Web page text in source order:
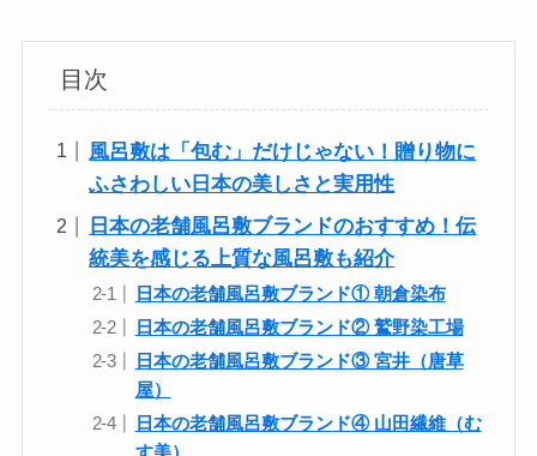
目次
風呂敷は「包む」だけじゃない！贈り物に
ふさわしい日本の美しさと実用性
日本の老舗風呂敷ブランドのおすすめ！伝
統美を感じる上質な風呂敷も紹介
日本の老舗風呂敷ブランド① 朝倉染布
日本の老舗風呂敷ブランド② 鷲野染工場
日本の老舗風呂敷ブランド③ 宮井（唐草
屋）
日本の老舗風呂敷ブランド④ 山田繊維（む
す美）